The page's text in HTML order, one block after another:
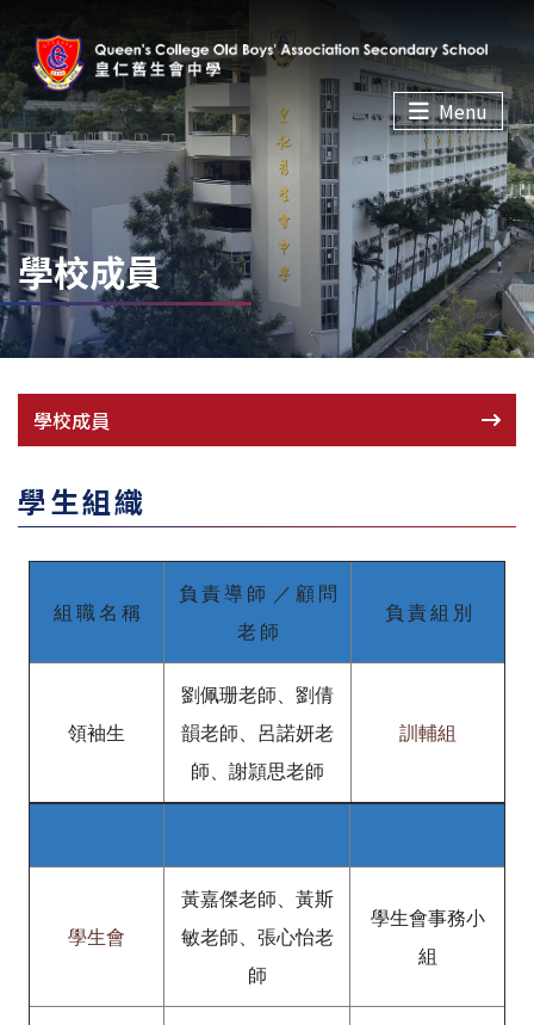
Menu
學校成員
學校成員
學生組織
組 職 名 稱
負 責 導 師 ／ 顧 問
老 師
負 責 組 別
領袖生
劉佩珊老師、劉倩
韻老師、呂諾妍老
師、謝頴思老師
訓輔組
學生會
黃嘉傑老師、黃斯
敏老師、張心怡老
師
學生會事務小
組